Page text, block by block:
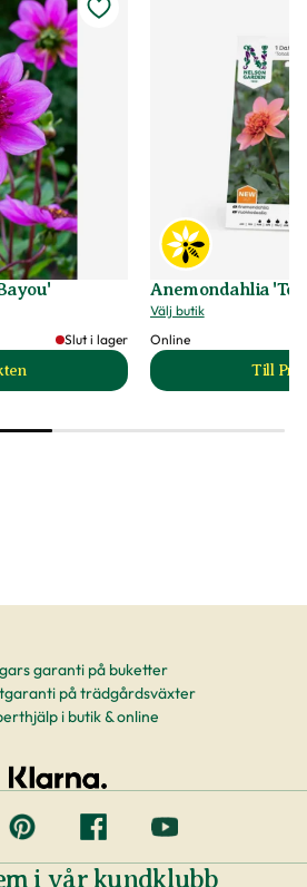
Slut i lager
'Blue Bayou' produktsida
Anemondahlia
Välj butik
Online
Till
garanti på buketter
på trädgårdsväxter
i butik & online
i vår kundklubb